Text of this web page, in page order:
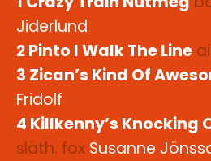
Jiderlund
2 Pinto I Walk The Line
3 Zican’s Kind Of
Fridolf
4 Killkenny’s Knocking
släth. fox Susanne